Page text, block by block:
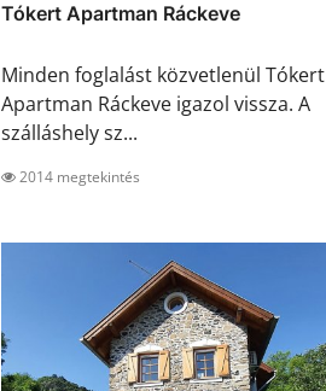
Tókert Apartman Ráckeve
Minden foglalást közvetlenül Tókert
Apartman Ráckeve igazol vissza. A
szálláshely sz...
2014 megtekintés